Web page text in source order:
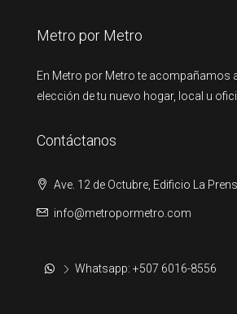
Metro por Metro
En Metro por Metro te acompañamos
elección de tu nuevo hogar, local u
Contáctanos
Ave. 12 de Octubre, Edificio La
info@metropormetro.com
Whatsapp: +507 6016-8556